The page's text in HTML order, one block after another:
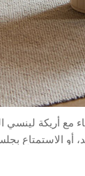
مع أريكة
أو